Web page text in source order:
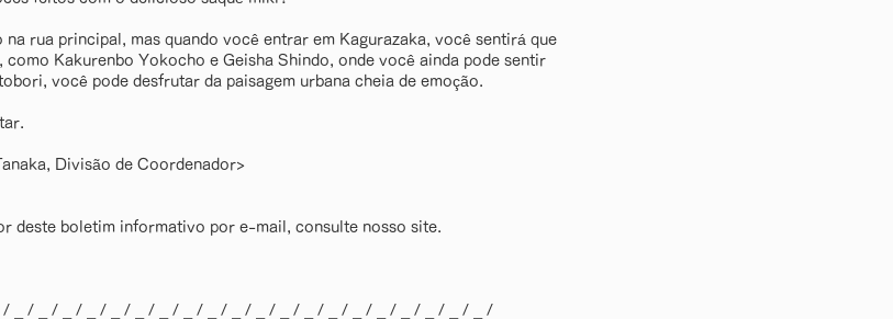
na rua principal, mas quando você entrar em Kagurazaka, você sentirá que
Kakurenbo Yokocho e Geisha Shindo, onde você ainda pode sentir
você pode desfrutar da paisagem urbana cheia de emoção.
Divisão de Coordenador>
deste boletim informativo por e-mail, consulte nosso site.
/ _ / _ / _ / _ / _ / _ / _ / _ / _ / _ / _ / _ / _ / _ / _ / _ / _ / _ / _ / _ /